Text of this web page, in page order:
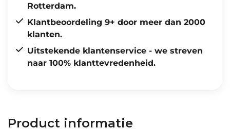
Rotterdam.
Klantbeoordeling 9+ door meer dan 2000
klanten.
Uitstekende klantenservice - we streven
naar 100% klanttevredenheid.
Product informatie